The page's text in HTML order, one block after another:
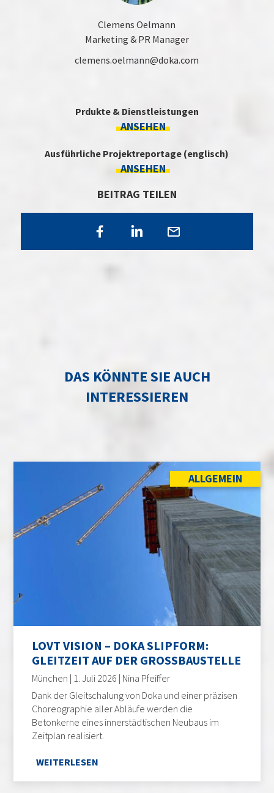
Clemens Oelmann
Marketing & PR Manager
clemens.oelmann@doka.com
Prdukte & Dienstleistungen
ANSEHEN
Ausführliche Projektreportage (englisch)
ANSEHEN
BEITRAG TEILEN
DAS KÖNNTE SIE AUCH
INTERESSIEREN
ALLGEMEIN
LOVT VISION – DOKA SLIPFORM:
GLEITZEIT AUF DER GROSSBAUSTELLE
München | 1. Juli 2026 | Nina Pfeiffer
Dank der Gleitschalung von Doka und einer präzisen
Choreographie aller Abläufe werden die
Betonkerne eines innerstädtischen Neubaus im
Zeitplan realisiert.
WEITERLESEN